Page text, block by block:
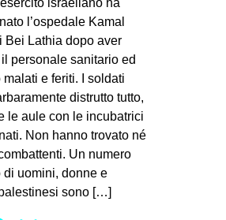
israeliano ha
l’ospedale Kamal
Bei Lathia dopo aver
personale sanitario ed
malati e feriti. I soldati
distrutto tutto,
le aule con le incubatrici
Non hanno trovato né
Un numero
di uomini, donne e
sono […]